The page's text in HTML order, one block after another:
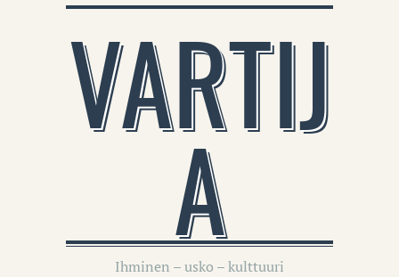
VARTIJ
A
Ihminen – usko – kulttuuri